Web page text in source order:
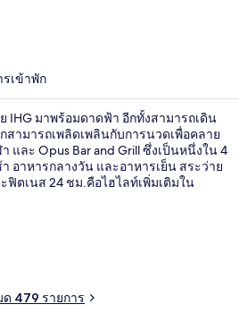
เข้าพัก
IHG มาพร้อมดาดฟ้า อีกทั้งสามารถเดิน
สามารถเพลิดเพลินกับการนวดเพื่อคลาย
และ Opus Bar and Grill ซึ่งเป็นหนึ่งใน 4
อาหารกลางวัน และอาหารเย็น สระว่าย
ฟิตเนส 24 ชม.คือไฮไลท์เพิ่มเติมใน
7 นาทีถึง สถานีออร์ชาร์ด และ 11 นาที
479 รายการ